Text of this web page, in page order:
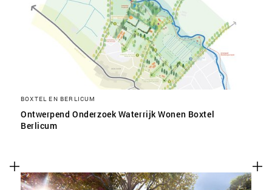
BOXTEL EN BERLICUM
Ontwerpend Onderzoek Waterrijk Wonen Boxtel
Berlicum
SLA VOORKEUREN OP